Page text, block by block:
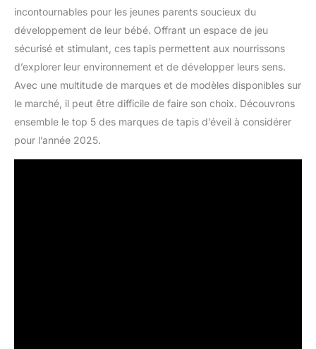
incontournables pour les jeunes parents soucieux du
développement de leur bébé. Offrant un espace de jeu
sécurisé et stimulant, ces tapis permettent aux nourrissons
d’explorer leur environnement et de développer leurs sens.
Avec une multitude de marques et de modèles disponibles sur
le marché, il peut être difficile de faire son choix. Découvrons
ensemble le top 5 des marques de tapis d’éveil à considérer
pour l’année 2025.